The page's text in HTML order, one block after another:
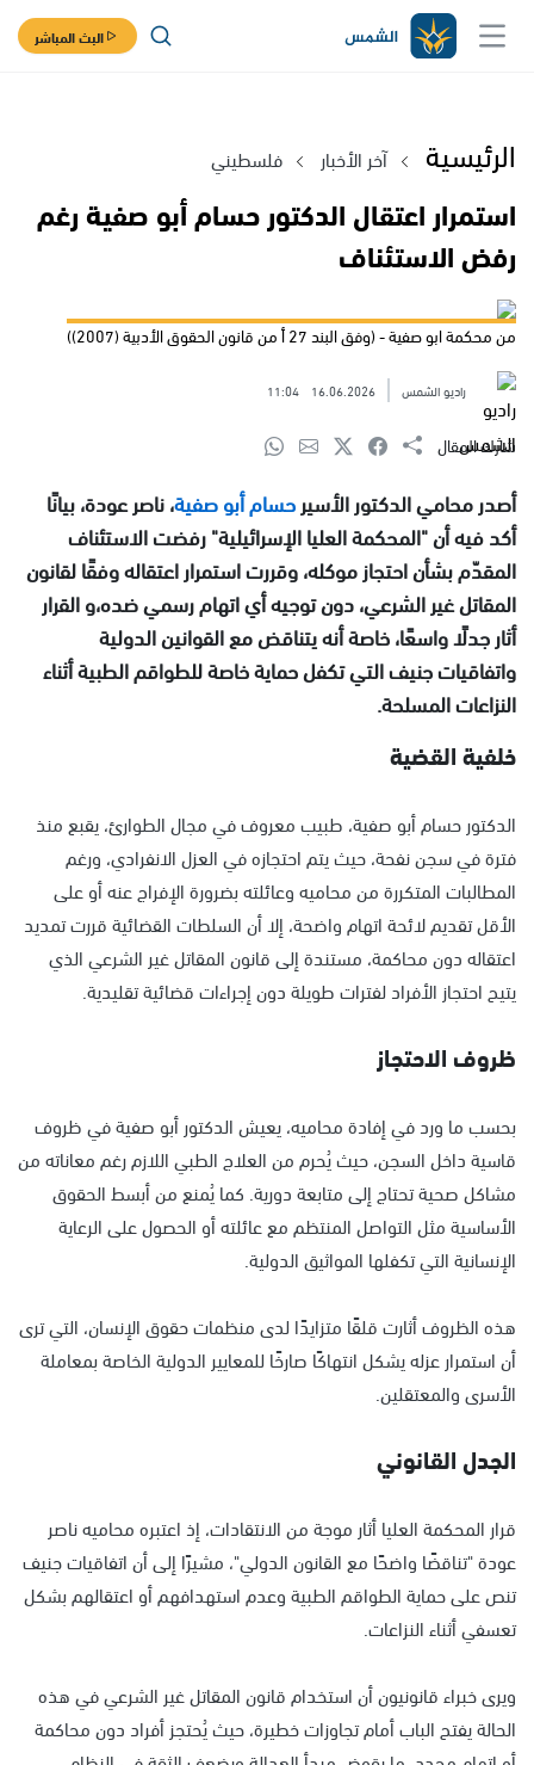
البث المباشر
الرئيسية آخر الأخبار فلسطيني
استمرار اعتقال الدكتور حسام أبو صفية رغم
رفض الاستئناف
من محكمة ابو صفية - (وفق البند 27 أ من قانون الحقوق الأدبية (2007))
راديو الشمس 16.06.2026
11:04
شارك المقال
أصدر محامي الدكتور الأسيرحسام أبو صفية، ناصر عودة، بيانًا
أكد فيه أن "المحكمة العليا الإسرائيلية" رفضت الاستئناف
المقدّم بشأن احتجاز موكله، وقررت استمرار اعتقاله وفقًا لقانون
المقاتل غير الشرعي، دون توجيه أي اتهام رسمي ضده،و القرار
أثار جدلًا واسعًا، خاصة أنه يتناقض مع القوانين الدولية
واتفاقيات جنيف التي تكفل حماية خاصة للطواقم الطبية أثناء
النزاعات المسلحة.
خلفية القضية
الدكتور حسام أبو صفية، طبيب معروف في مجال الطوارئ، يقبع منذ
فترة في سجن نفحة، حيث يتم احتجازه في العزل الانفرادي، ورغم
المطالبات المتكررة من محاميه وعائلته بضرورة الإفراج عنه أو على
الأقل تقديم لائحة اتهام واضحة، إلا أن السلطات القضائية قررت تمديد
اعتقاله دون محاكمة، مستندة إلى قانون المقاتل غير الشرعي الذي
يتيح احتجاز الأفراد لفترات طويلة دون إجراءات قضائية تقليدية.
ظروف الاحتجاز
بحسب ما ورد في إفادة محاميه، يعيش الدكتور أبو صفية في ظروف
قاسية داخل السجن، حيث يُحرم من العلاج الطبي اللازم رغم معاناته من
مشاكل صحية تحتاج إلى متابعة دورية. كما يُمنع من أبسط الحقوق
الأساسية مثل التواصل المنتظم مع عائلته أو الحصول على الرعاية
الإنسانية التي تكفلها المواثيق الدولية.
هذه الظروف أثارت قلقًا متزايدًا لدى منظمات حقوق الإنسان، التي ترى
أن استمرار عزله يشكل انتهاكًا صارخًا للمعايير الدولية الخاصة بمعاملة
الأسرى والمعتقلين.
الجدل القانوني
قرار المحكمة العليا أثار موجة من الانتقادات، إذ اعتبره محاميه ناصر
عودة "تناقضًا واضحًا مع القانون الدولي"، مشيرًا إلى أن اتفاقيات جنيف
تنص على حماية الطواقم الطبية وعدم استهدافهم أو اعتقالهم بشكل
تعسفي أثناء النزاعات.
ويرى خبراء قانونيون أن استخدام قانون المقاتل غير الشرعي في هذه
الحالة يفتح الباب أمام تجاوزات خطيرة، حيث يُحتجز أفراد دون محاكمة